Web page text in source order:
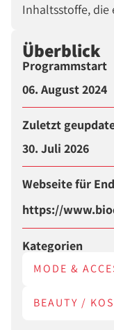
Inhaltsstoffe, die
Überblick
Programmstart
06. August 2024
Zuletzt
30. Juli 2026
Webseite für
https://
Kategorien
MODE &
BEAUTY /